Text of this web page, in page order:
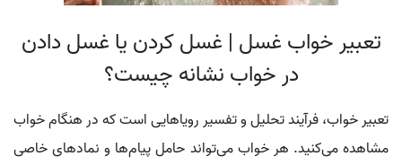
تعبیر خواب غسل | غسل کردن یا غسل دادن
در خواب نشانه چیست؟
تعبیر خواب، فرآیند تحلیل و تفسیر رویاهایی است که در هنگام خواب
مشاهده می‌کنید. هر خواب می‌تواند حامل پیام‌ها و نمادهای خاصی